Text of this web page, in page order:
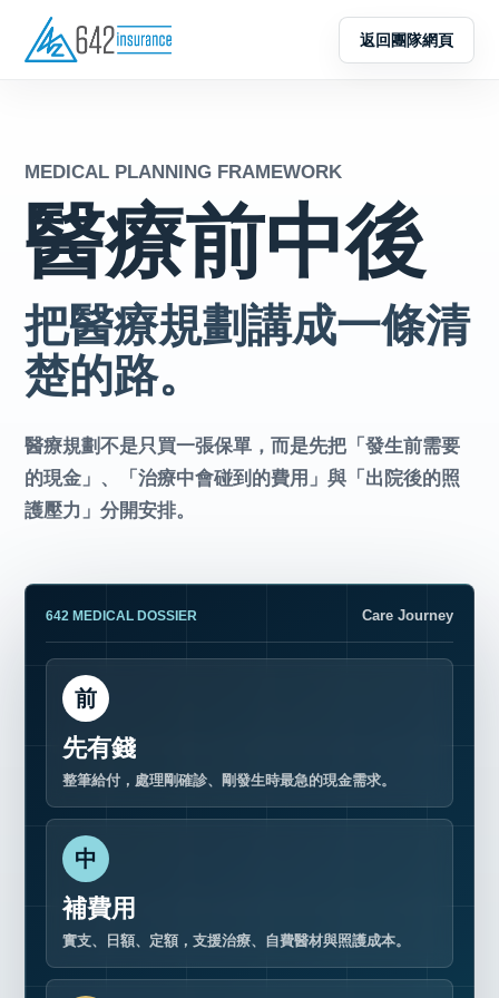
返回團隊網頁
MEDICAL PLANNING FRAMEWORK
醫療前中後
把醫療規劃講成一條清
楚的路。
醫療規劃不是只買一張保單，而是先把「發生前需要
的現金」、「治療中會碰到的費用」與「出院後的照
護壓力」分開安排。
642 MEDICAL DOSSIER Care Journey
前
先有錢
整筆給付，處理剛確診、剛發生時最急的現金需求。
中
補費用
實支、日額、定額，支援治療、自費醫材與照護成本。